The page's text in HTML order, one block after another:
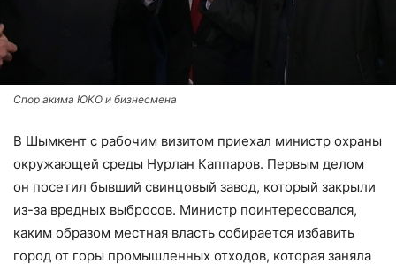
Спор акима ЮКО и бизнесмена
В Шымкент с рабочим визитом приехал министр охраны
окружающей среды Нурлан Каппаров. Первым делом
он посетил бывший свинцовый завод, который закрыли
из-за вредных выбросов. Министр поинтересовался,
каким образом местная власть собирается избавить
город от горы промышленных отходов, которая заняла